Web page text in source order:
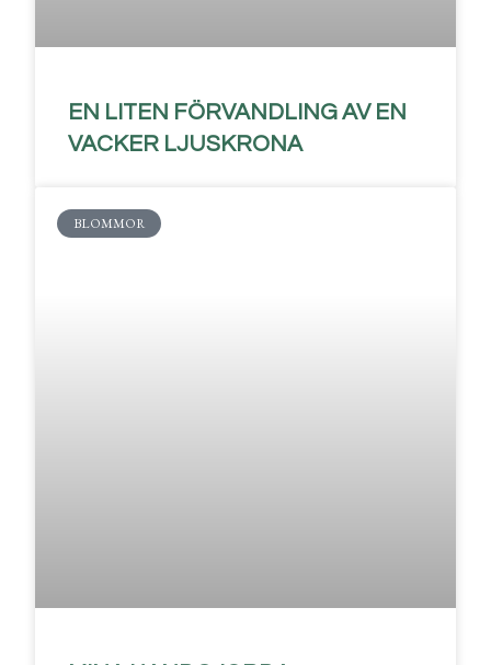
EN LITEN FÖRVANDLING AV EN
VACKER LJUSKRONA
BLOMMOR